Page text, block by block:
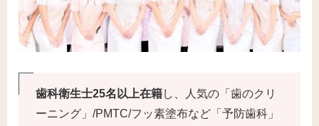
歯科衛生士25名以上在籍し、人気の「歯のクリ
ーニング」/PMTC/フッ素塗布など「予防歯科」